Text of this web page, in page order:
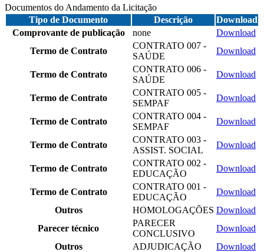
Documentos do Andamento da Licitação
Tipo de Documento
Descrição
Download
Comprovante de publicação
none
Download
Termo de Contrato
CONTRATO 007 -
SAÚDE
Download
Termo de Contrato
CONTRATO 006 -
SAÚDE
Download
Termo de Contrato
CONTRATO 005 -
SEMPAF
Download
Termo de Contrato
CONTRATO 004 -
SEMPAF
Download
Termo de Contrato
CONTRATO 003 -
ASSIST. SOCIAL
Download
Termo de Contrato
CONTRATO 002 -
EDUCAÇÃO
Download
Termo de Contrato
CONTRATO 001 -
EDUCAÇÃO
Download
Outros
HOMOLOGAÇÕES Download
Parecer técnico
PARECER
CONCLUSIVO
Download
Outros
ADJUDICAÇÃO
Download